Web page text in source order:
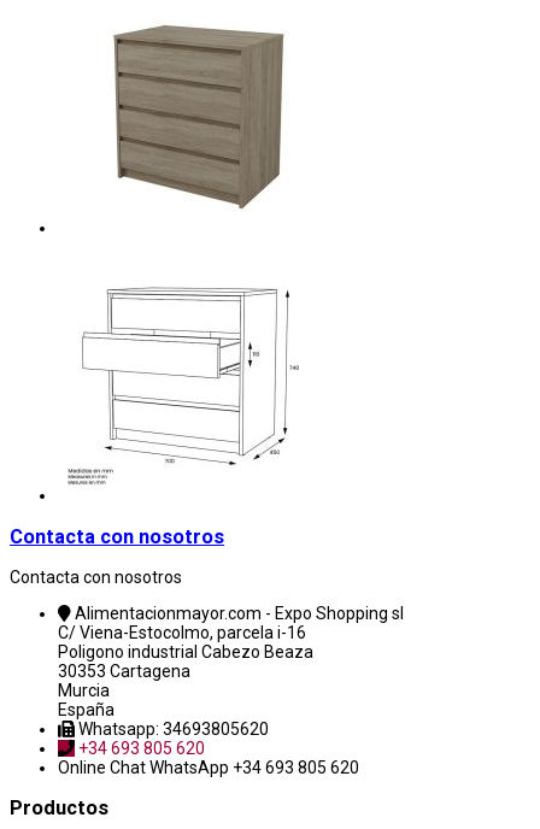
Contacta con nosotros
Contacta con nosotros
Alimentacionmayor.com - Expo Shopping sl
C/ Viena-Estocolmo, parcela i-16
Poligono industrial Cabezo Beaza
30353 Cartagena
Murcia
España
Whatsapp: 34693805620
+34 693 805 620
Online ChatWhatsApp +34 693 805 620
Productos